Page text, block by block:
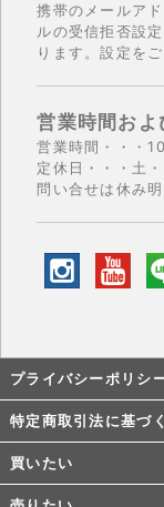
携帯のメールア
ルの受信拒否設
ります。設定を
営業時間およ
営業時間・・・
定休日・・・土
問い合せは休み
プライバシーポリシ
特定商取引法に基づ
買いたい